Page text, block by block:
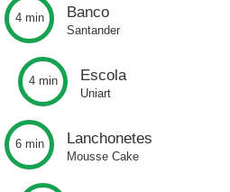
4 min Banco
Santander
4 min Escola
Uniart
6 min Lanchonetes
Mousse Cake